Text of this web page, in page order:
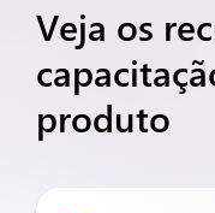
Veja os
produto